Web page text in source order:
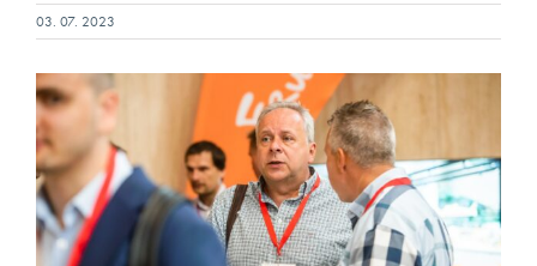
WHO WE ARE
TECHNOLOGY
JOIN OUR TEAM
CONTACT
03. 07. 2023